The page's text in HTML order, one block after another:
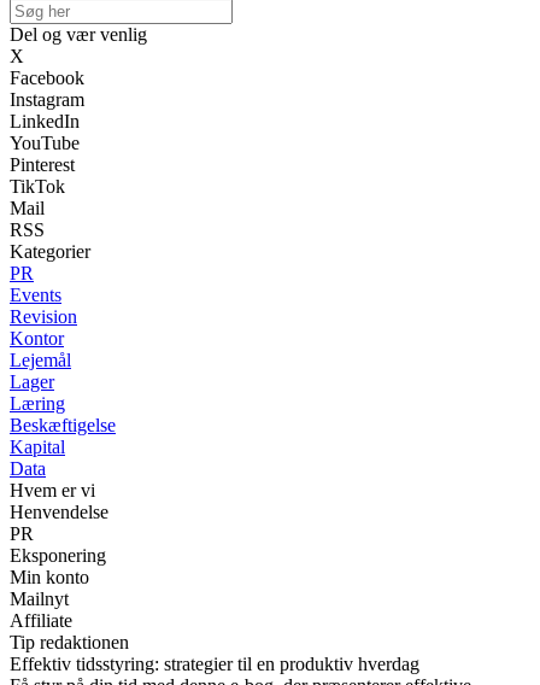
Del og vær venlig
X
Facebook
Instagram
LinkedIn
YouTube
Pinterest
TikTok
Mail
RSS
Kategorier
PR
Events
Revision
Kontor
Lejemål
Lager
Læring
Beskæftigelse
Kapital
Data
Hvem er vi
Henvendelse
PR
Eksponering
Min konto
Mailnyt
Affiliate
Tip redaktionen
Effektiv tidsstyring: strategier til en produktiv hverdag